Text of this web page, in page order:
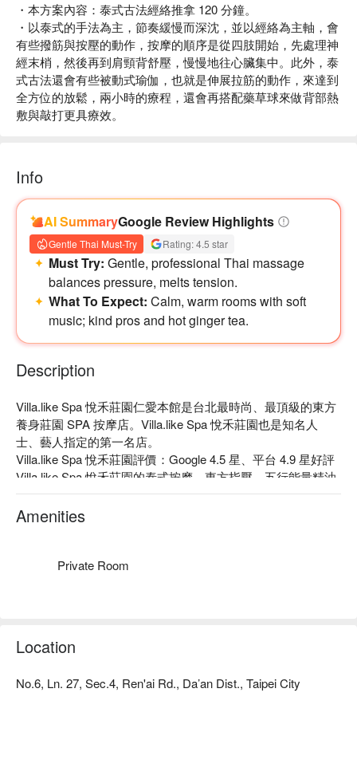
・本方案內容：泰式古法經絡推拿 120 分鐘。
・以泰式的手法為主，節奏緩慢而深沈，並以經絡為主軸，會
有些撥筋與按壓的動作，按摩的順序是從四肢開始，先處理神
經末梢，然後再到肩頸背舒壓，慢慢地往心臟集中。此外，泰
式古法還會有些被動式瑜伽，也就是伸展拉筋的動作，來達到
全方位的放鬆，兩小時的療程，還會再搭配藥草球來做背部熱
敷與敲打更具療效。
Info
AI SummaryGoogle Review Highlights
Gentle Thai Must-Try Rating: 4.5 star
Must Try: Gentle, professional Thai massage
balances pressure, melts tension.
What To Expect: Calm, warm rooms with soft
music; kind pros and hot ginger tea.
Description
Villa.like Spa 悅禾莊園仁愛本館是台北最時尚、最頂級的東方
養身莊園 SPA 按摩店。Villa.like Spa 悅禾莊園也是知名人
士、藝人指定的第一名店。
Villa.like Spa 悅禾莊園評價：Google 4.5 星、平台 4.9 星好評
Villa.like Spa 悅禾莊園的泰式按摩、東方指壓、五行能量精油
按摩都是非常熱門的品項，身體心靈都放鬆的課程當然不用
提，氣氛講究，是主顧們忠誠的原因。
Villa.like Spa 悅禾莊園仁愛本館預約、Villa.like Spa 悅禾莊園
Amenities
Private Room
Location
No.6, Ln. 27, Sec.4, Ren'ai Rd., Da’an Dist., Taipei City